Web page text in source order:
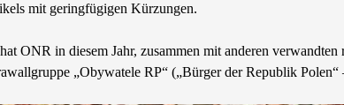
mit geringfügigen Kürzungen.
ONR in diesem Jahr, zusammen mit anderen
„Obywatele RP“ („Bürger der Republik